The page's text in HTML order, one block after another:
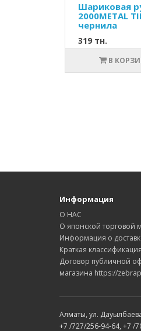
Шариковая
2000METAL
чернила
319 тн.
В
Информация
О НАС
О японской торговой
Информация о
Краткая
Договор публичной
магазина https://
Алматы, ул.
+7 /727/256-94-64, +7 /